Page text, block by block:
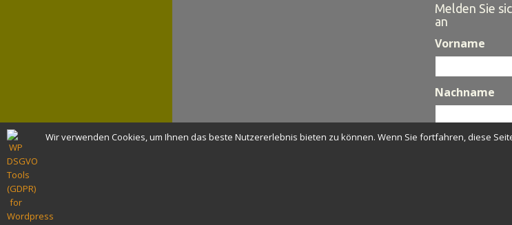
©LAUSITZER INITIATIVE GEGEN
ROHSTOFFPIRATERIE
LEVEL9THEMES
Melden Sie
an
Vorname
Nachname
E-Mail*
Wir verwenden Cookies, um Ihnen das beste Nutzererlebnis bieten zu können. Wenn Sie fortfahren, diese